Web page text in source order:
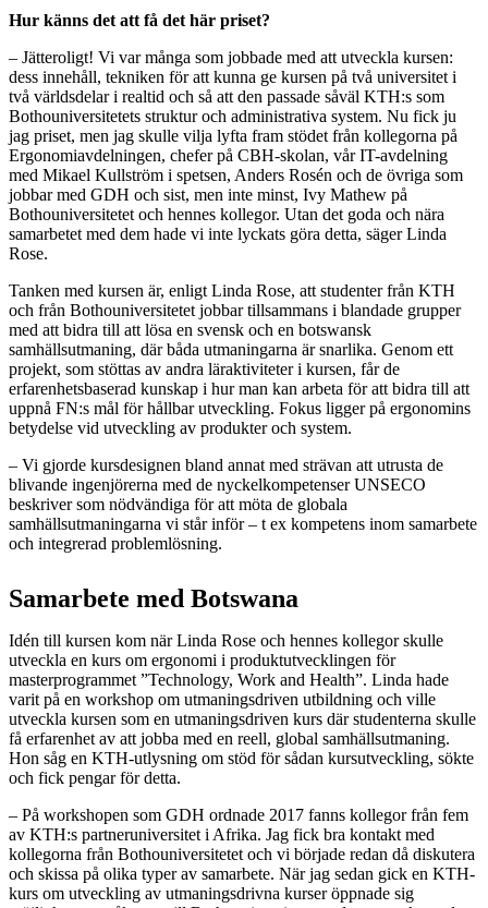
Hur känns det att få det här priset?
– Jätteroligt! Vi var många som jobbade med att utveckla kursen:
dess innehåll, tekniken för att kunna ge kursen på två universitet i
två världsdelar i realtid och så att den passade såväl KTH:s som
Bothouniversitetets struktur och administrativa system. Nu fick ju
jag priset, men jag skulle vilja lyfta fram stödet från kollegorna på
Ergonomiavdelningen, chefer på CBH-skolan, vår IT-avdelning
med Mikael Kullström i spetsen, Anders Rosén och de övriga som
jobbar med GDH och sist, men inte minst, Ivy Mathew på
Bothouniversitetet och hennes kollegor. Utan det goda och nära
samarbetet med dem hade vi inte lyckats göra detta, säger Linda
Rose.
Tanken med kursen är, enligt Linda Rose, att studenter från KTH
och från Bothouniversitetet jobbar tillsammans i blandade grupper
med att bidra till att lösa en svensk och en botswansk
samhällsutmaning, där båda utmaningarna är snarlika. Genom ett
projekt, som stöttas av andra läraktiviteter i kursen, får de
erfarenhetsbaserad kunskap i hur man kan arbeta för att bidra till att
uppnå FN:s mål för hållbar utveckling. Fokus ligger på ergonomins
betydelse vid utveckling av produkter och system.
– Vi gjorde kursdesignen bland annat med strävan att utrusta de
blivande ingenjörerna med de nyckelkompetenser UNSECO
beskriver som nödvändiga för att möta de globala
samhällsutmaningarna vi står inför – t ex kompetens inom samarbete
och integrerad problemlösning.
Samarbete med Botswana
Idén till kursen kom när Linda Rose och hennes kollegor skulle
utveckla en kurs om ergonomi i produktutvecklingen för
masterprogrammet ”Technology, Work and Health”. Linda hade
varit på en workshop om utmaningsdriven utbildning och ville
utveckla kursen som en utmaningsdriven kurs där studenterna skulle
få erfarenhet av att jobba med en reell, global samhällsutmaning.
Hon såg en KTH-utlysning om stöd för sådan kursutveckling, sökte
och fick pengar för detta.
– På workshopen som GDH ordnade 2017 fanns kollegor från fem
av KTH:s partneruniversitet i Afrika. Jag fick bra kontakt med
kollegorna från Bothouniversitetet och vi började redan då diskutera
och skissa på olika typer av samarbete. När jag sedan gick en KTH-
kurs om utveckling av utmaningsdrivna kurser öppnade sig